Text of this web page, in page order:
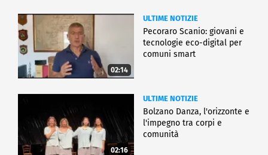
02:14
ULTIME NOTIZIE
Pecoraro Scanio: giovani e
tecnologie eco-digital per
comuni smart
02:16
ULTIME NOTIZIE
Bolzano Danza, l'orizzonte e
l'impegno tra corpi e
comunità